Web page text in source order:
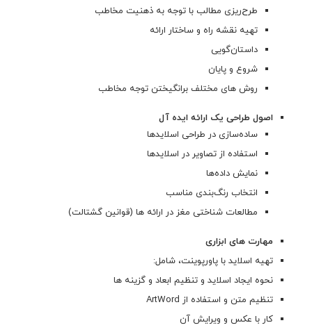
طرح‌ریزی مطالب با توجه به ذهنیت مخاطب
تهیه نقشه راه و ساختار ارائه
داستان‌گویی
شروع و پایان
روش های مختلف برانگیختن توجه مخاطب
اصول طراحی یک ارائه ایده آل
ساده‌سازی در طراحی اسلایدها
استفاده از تصاویر در اسلایدها
نمایش داده‌ها
انتخاب رنگ‌بندی مناسب
مطالعات شناختی مغز در ارائه ها (قوانین گشتالت)
مهارت های ابزاری
تهیه اسلاید با پاورپوینت، شامل:
نحوه ایجاد اسلاید و تنظیم ابعاد و گزینه ها
تنظیم متن و استفاده از ArtWord
کار با عکس و ویرایش آن